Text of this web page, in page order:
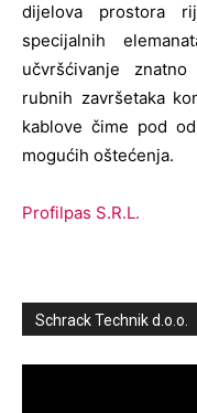
dijelova prostora
specijalnih
učvršćivanje
rubnih završetaka
kablove čime pod
mogućih oštećenja.
Profilpas S.R.L.
Schrack Technik d.o.o.